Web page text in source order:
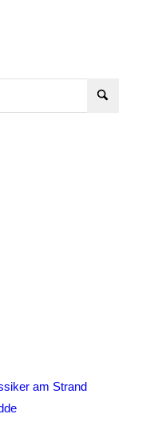
am Strand